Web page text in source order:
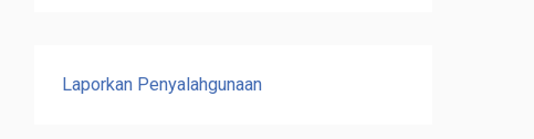
Laporkan Penyalahgunaan